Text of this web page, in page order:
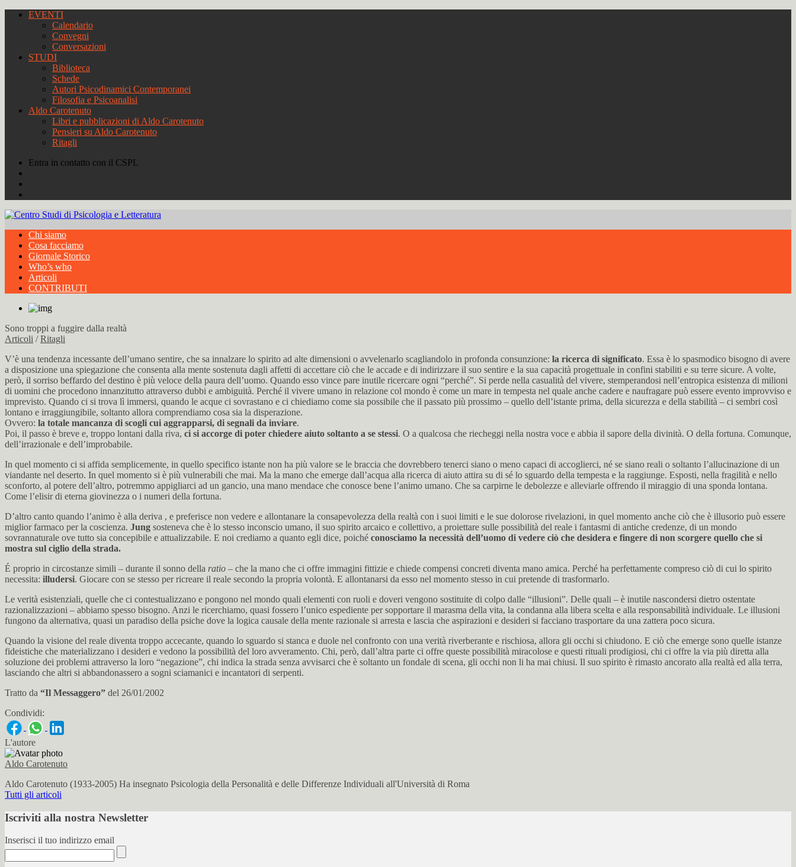
EVENTI
Calendario
Convegni
Conversazioni
STUDI
Biblioteca
Schede
Autori Psicodinamici Contemporanei
Filosofia e Psicoanalisi
Aldo Carotenuto
Libri e pubblicazioni di Aldo Carotenuto
Pensieri su Aldo Carotenuto
Ritagli
Entra in contatto con il CSPL
Chi siamo
Cosa facciamo
Giornale Storico
Who’s who
Articoli
CONTRIBUTI
Sono troppi a fuggire dalla realtà
Articoli /Ritagli
V’è una tendenza incessante dell’umano sentire, che sa innalzare lo spirito ad alte dimensioni o avvelenarlo scagliandolo in profonda consunzione: la ricerca di significato. Essa è lo spasmodico bisogno di avere
a disposizione una spiegazione che consenta alla mente sostenuta dagli affetti di accettare ciò che le accade e di indirizzare il suo sentire e la sua capacità progettuale in confini stabiliti e su terre sicure. A volte,
però, il sorriso beffardo del destino è più veloce della paura dell’uomo. Quando esso vince pare inutile ricercare ogni “perché”. Si perde nella casualità del vivere, stemperandosi nell’entropica esistenza di milioni
di uomini che procedono innanzitutto attraverso dubbi e ambiguità. Perché il vivere umano in relazione col mondo è come un mare in tempesta nel quale anche cadere e naufragare può essere evento improvviso e
imprevisto. Quando ci si trova lì immersi, quando le acque ci sovrastano e ci chiediamo come sia possibile che il passato più prossimo – quello dell’istante prima, della sicurezza e della stabilità – ci sembri così
lontano e irraggiungibile, soltanto allora comprendiamo cosa sia la disperazione.
Ovvero: la totale mancanza di scogli cui aggrapparsi, di segnali da inviare.
Poi, il passo è breve e, troppo lontani dalla riva, ci si accorge di poter chiedere aiuto soltanto a se stessi. O a qualcosa che riecheggi nella nostra voce e abbia il sapore della divinità. O della fortuna. Comunque,
dell’irrazionale e dell’improbabile.
In quel momento ci si affida semplicemente, in quello specifico istante non ha più valore se le braccia che dovrebbero tenerci siano o meno capaci di accoglierci, né se siano reali o soltanto l’allucinazione di un
viandante nel deserto. In quel momento si è più vulnerabili che mai. Ma la mano che emerge dall’acqua alla ricerca di aiuto attira su di sé lo sguardo della tempesta e la raggiunge. Esposti, nella fragilità e nello
sconforto, al potere dell’altro, potremmo appigliarci ad un gancio, una mano mendace che conosce bene l’animo umano. Che sa carpirne le debolezze e alleviarle offrendo il miraggio di una sponda lontana.
Come l’elisir di eterna giovinezza o i numeri della fortuna.
D’altro canto quando l’animo è alla deriva , e preferisce non vedere e allontanare la consapevolezza della realtà con i suoi limiti e le sue dolorose rivelazioni, in quel momento anche ciò che è illusorio può essere
miglior farmaco per la coscienza. Jung sosteneva che è lo stesso inconscio umano, il suo spirito arcaico e collettivo, a proiettare sulle possibilità del reale i fantasmi di antiche credenze, di un mondo
sovrannaturale ove tutto sia concepibile e attualizzabile. E noi crediamo a quanto egli dice, poiché conosciamo la necessità dell’uomo di vedere ciò che desidera e fingere di non scorgere quello che si
mostra sul ciglio della strada.
É proprio in circostanze simili – durante il sonno della ratio – che la mano che ci offre immagini fittizie e chiede compensi concreti diventa mano amica. Perché ha perfettamente compreso ciò di cui lo spirito
necessita: illudersi. Giocare con se stesso per ricreare il reale secondo la propria volontà. E allontanarsi da esso nel momento stesso in cui pretende di trasformarlo.
Le verità esistenziali, quelle che ci contestualizzano e pongono nel mondo quali elementi con ruoli e doveri vengono sostituite di colpo dalle “illusioni”. Delle quali – è inutile nascondersi dietro ostentate
razionalizzazioni – abbiamo spesso bisogno. Anzi le ricerchiamo, quasi fossero l’unico espediente per sopportare il marasma della vita, la condanna alla libera scelta e alla responsabilità individuale. Le illusioni
fungono da alternativa, quasi un paradiso della psiche dove la logica causale della mente razionale si arresta e lascia che aspirazioni e desideri si facciano trasportare da una zattera poco sicura.
Quando la visione del reale diventa troppo accecante, quando lo sguardo si stanca e duole nel confronto con una verità riverberante e rischiosa, allora gli occhi si chiudono. E ciò che emerge sono quelle istanze
fideistiche che materializzano i desideri e vedono la possibilità del loro avveramento. Chi, però, dall’altra parte ci offre queste possibilità miracolose e questi rituali prodigiosi, chi ci offre la via più diretta alla
soluzione dei problemi attraverso la loro “negazione”, chi indica la strada senza avvisarci che è soltanto un fondale di scena, gli occhi non li ha mai chiusi. Il suo spirito è rimasto ancorato alla realtà ed alla terra,
lasciando che altri si abbandonassero a sogni sciamanici e incantatori di serpenti.
Tratto da “Il Messaggero” del 26/01/2002
Condividi:
L'autore
Aldo Carotenuto
Aldo Carotenuto (1933-2005) Ha insegnato Psicologia della Personalità e delle Differenze Individuali all'Università di Roma
Tutti gli articoli
Iscriviti alla nostra Newsletter
Inserisci il tuo indirizzo email